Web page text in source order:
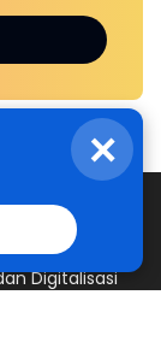
×
Digitalisasi